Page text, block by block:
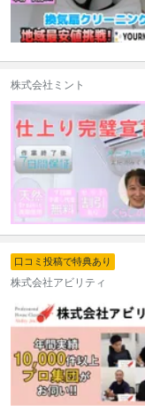
株式会社ミント
口コミ投稿で特典あり
株式会社アビリティ